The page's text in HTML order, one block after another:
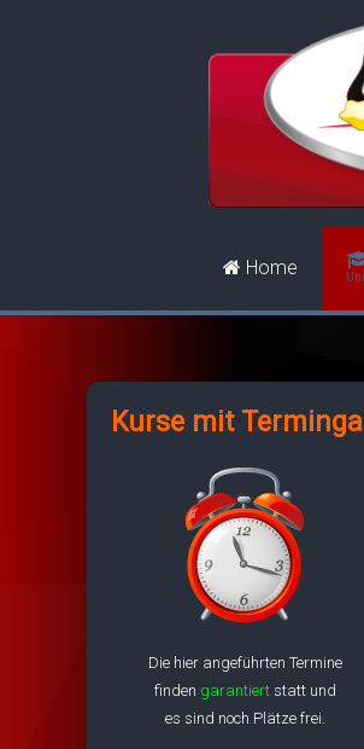
Home
Kurse mit
Die hier angeführten Termine
finden garantiert statt und
es sind noch Plätze frei.